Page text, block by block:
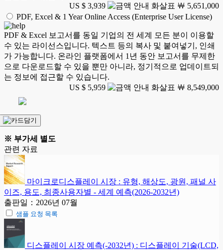
US $ 3,939
￦ 5,651,000
PDF, Excel & 1 Year Online Access (Enterprise User License)
PDF & Excel 보고서를 동일 기업의 전 세계 모든 분이 이용할
수 있는 라이선스입니다. 텍스트 등의 복사 및 붙여넣기, 인쇄
가 가능합니다. 온라인 플랫폼에서 1년 동안 보고서를 무제한
으로 다운로드할 수 있을 뿐만 아니라, 정기적으로 업데이트되
는 정보에 접근할 수 있습니다.
US $ 5,959
￦ 8,549,000
※ 부가세 별도
관련 자료
마이크로디스플레이 시장 : 유형, 해상도, 광원, 패널 사
이즈, 용도, 최종사용자별 - 세계 예측(2026-2032년)
출판일：2026년 07월
샘플 요청 목록
디스플레이 시장 예측(-2032년) : 디스플레이 기술(LCD,